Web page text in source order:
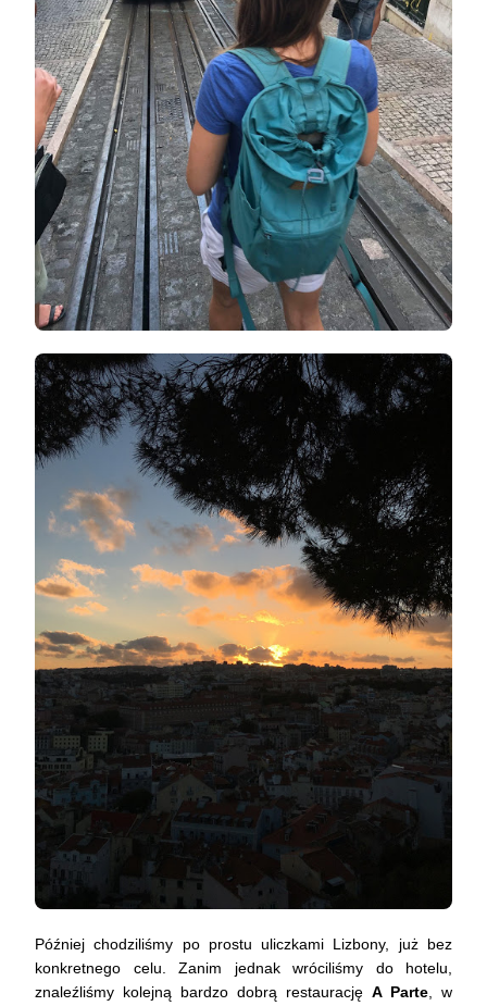
Później chodziliśmy po prostu uliczkami Lizbony, już bez
konkretnego celu. Zanim jednak wróciliśmy do hotelu,
znaleźliśmy kolejną bardzo dobrą restaurację A Parte, w